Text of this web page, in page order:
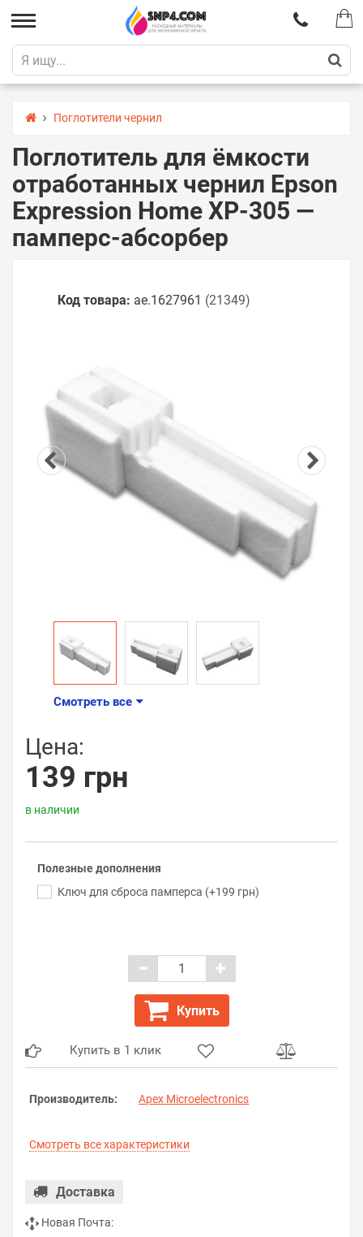
Поглотители чернил
Поглотитель для ёмкости
отработанных чернил Epson
Expression Home XP-305 —
памперс-абсорбер
Код товара: ae.1627961 (21349)
Смотреть все
Цена:
139 грн
в наличии
Полезные дополнения
Ключ для сброса памперса (+199 грн)
Купить
Купить в 1 клик
Производитель: Apex Microelectronics
Смотреть все характеристики
Доставка
Новая Почта: